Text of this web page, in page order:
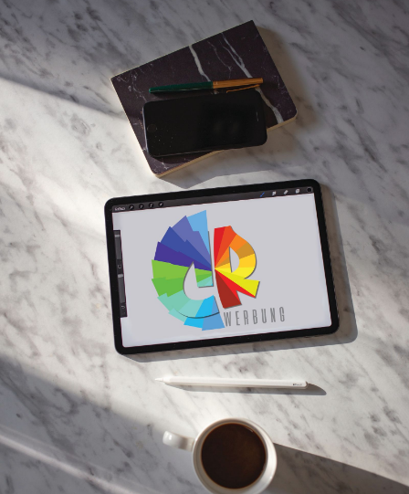
STARTSEITE
ÜBER MICH
PROJEKTE
PREISE/PAKETE
KONTAKT